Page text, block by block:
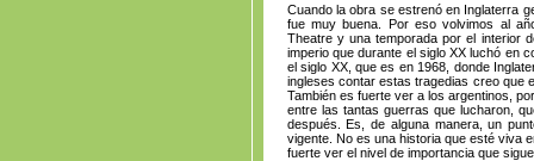
Cuando la obra se estrenó en Inglaterra
fue muy buena. Por eso volvimos al
Theatre y una temporada por el interior
imperio que durante el siglo XX luchó en
el siglo XX, que es en 1968, donde
ingleses contar estas tragedias creo que
También es fuerte ver a los argentinos,
entre las tantas guerras que lucharon,
después. Es, de alguna manera, un
vigente. No es una historia que esté viva
fuerte ver el nivel de importancia que